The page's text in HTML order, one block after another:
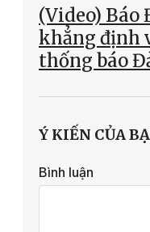
(Video) Báo
khẳng định
thống báo
Ý KIẾN CỦA
Bình luận